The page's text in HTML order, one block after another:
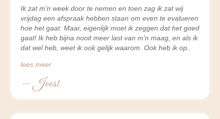
Ik zat m'n week door te nemen en toen zag ik zat wij
vrijdag een afspraak hebben staan om even te evalueren
hoe het gaat. Maar, eigenlijk moet ik zeggen dat het goed
gaat! Ik heb bijna nooit meer last van m'n maag, en als ik
dat wel heb, weet ik ook gelijk waarom. Ook heb ik op
lees meer
— Joost